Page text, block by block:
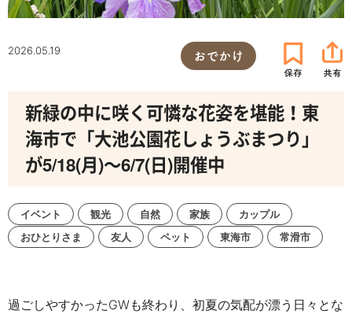
2026.05.19 おでかけ
新緑の中に咲く可憐な花姿を堪能！東
海市で「大池公園花しょうぶまつり」
が5/18(月)～6/7(日)開催中
イベント 観光 自然 家族
カップル
おひとりさま
友人 ペット 東海市 常滑市
過ごしやすかったGWも終わり、初夏の気配が漂う日々とな